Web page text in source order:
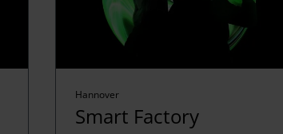
Hannover
Smart Factory